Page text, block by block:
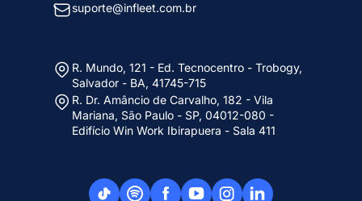
suporte@infleet.com.br
R. Mundo, 121 - Ed. Tecnocentro - Trobogy,
Salvador - BA, 41745-715
R. Dr. Amâncio de Carvalho, 182 - Vila
Mariana, São Paulo - SP, 04012-080 -
Edifício Win Work Ibirapuera - Sala 411